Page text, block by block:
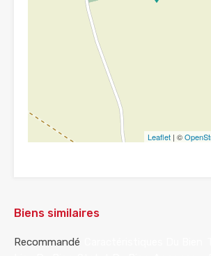
Leaflet | ©
Biens similaires
Recommandé